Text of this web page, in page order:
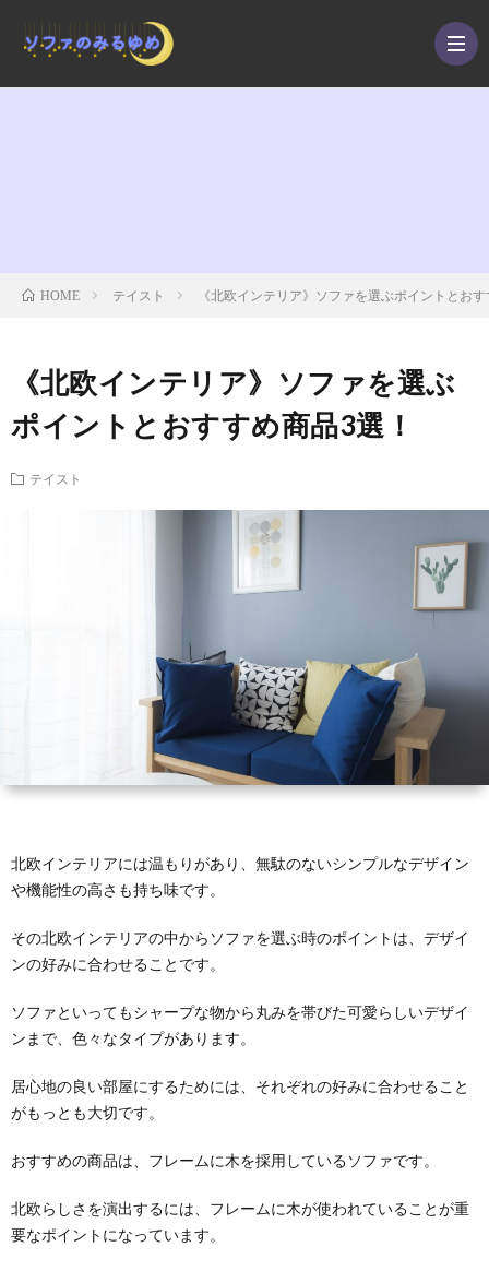
HOME テイスト 《北欧インテリア》ソファを選ぶポイントとお
《北欧インテリア》ソファを選ぶ
ポイントとおすすめ商品3選！
テイスト
北欧インテリアには温もりがあり、無駄のないシンプルなデザイン
や機能性の高さも持ち味です。
その北欧インテリアの中からソファを選ぶ時のポイントは、デザイ
ンの好みに合わせることです。
ソファといってもシャープな物から丸みを帯びた可愛らしいデザイ
ンまで、色々なタイプがあります。
居心地の良い部屋にするためには、それぞれの好みに合わせること
がもっとも大切です。
おすすめの商品は、フレームに木を採用しているソファです。
北欧らしさを演出するには、フレームに木が使われていることが重
要なポイントになっています。